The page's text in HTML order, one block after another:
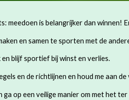
meedoen is belangrijker dan winnen!
en samen te sporten met de
blijf sportief bij winst en verlies.
en de richtlijnen en houd me aan
op een veilige manier om met het